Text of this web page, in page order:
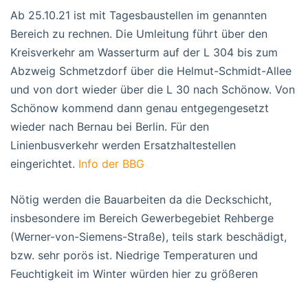
Ab 25.10.21 ist mit Tagesbaustellen im genannten
Bereich zu rechnen. Die Umleitung führt über den
Kreisverkehr am Wasserturm auf der L 304 bis zum
Abzweig Schmetzdorf über die Helmut-Schmidt-Allee
und von dort wieder über die L 30 nach Schönow. Von
Schönow kommend dann genau entgegengesetzt
wieder nach Bernau bei Berlin. Für den
Linienbusverkehr werden Ersatzhaltestellen
eingerichtet. Info der BBG
Nötig werden die Bauarbeiten da die Deckschicht,
insbesondere im Bereich Gewerbegebiet Rehberge
(Werner-von-Siemens-Straße), teils stark beschädigt,
bzw. sehr porös ist. Niedrige Temperaturen und
Feuchtigkeit im Winter würden hier zu größeren